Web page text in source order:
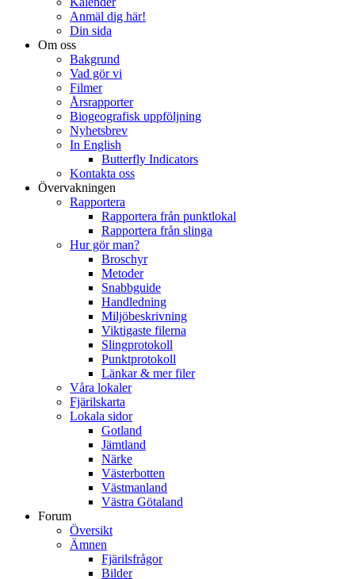
Anmäl dig här!
Din sida
Om oss
Bakgrund
Vad gör vi
Filmer
Årsrapporter
Biogeografisk uppföljning
Nyhetsbrev
In English
Butterfly Indicators
Kontakta oss
Övervakningen
Rapportera
Rapportera från punktlokal
Rapportera från slinga
Hur gör man?
Broschyr
Metoder
Snabbguide
Handledning
Miljöbeskrivning
Viktigaste filerna
Slingprotokoll
Punktprotokoll
Länkar & mer filer
Våra lokaler
Fjärilskarta
Lokala sidor
Gotland
Jämtland
Närke
Västerbotten
Västmanland
Västra Götaland
Forum
Översikt
Ämnen
Fjärilsfrågor
Bilder